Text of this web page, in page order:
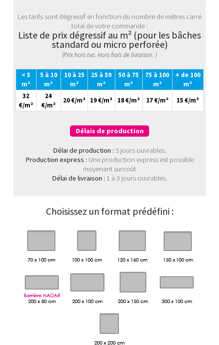
Les tarifs sont dégressif en fonction du nombre de mètres carré
total de votre commande :
Liste de prix dégressif au m² (pour les bâches
standard ou micro perforée)
(Prix hors tva. Hors frais de livraison. )
< 5
m²
5 à 10
m²
10 à 25
m²
25 à 50
m²
50 à 75
m²
75 à 100
m²
+ de 100
m²
32
€/m²
24
€/m²
20 €/m² 19 €/m² 18 €/m² 17 €/m² 15 €/m²
Délais de production
Délai de production : 5 jours ouvrables.
Production express : Une production express est possible
moyenant surcoût
Délai de livraison : 1 à 3 jours ouvrables.
Choisissez un format prédéfini :